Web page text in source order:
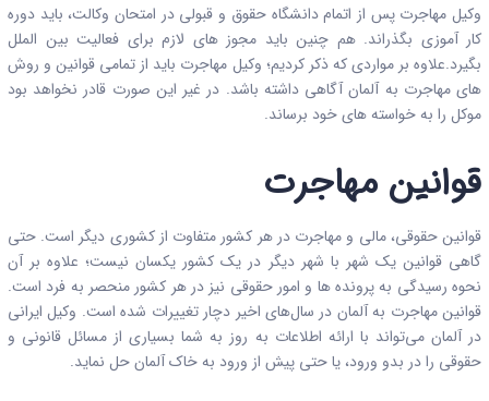
وکیل مهاجرت پس از اتمام دانشگاه حقوق و قبولی در امتحان وکالت، باید دوره
کار آموزی بگذراند. هم چنین باید مجوز های لازم برای فعالیت بین الملل
بگیرد.علاوه بر مواردی که ذکر کردیم؛ وکیل مهاجرت باید از تمامی قوانین و روش
های مهاجرت به آلمان آگاهی داشته باشد. در غیر این صورت قادر نخواهد بود
موکل را به خواسته های خود برساند.
قوانین مهاجرت
قوانین حقوقی، مالی و مهاجرت در هر کشور متفاوت از کشوری دیگر است. حتی
گاهی قوانین یک شهر با شهر دیگر در یک کشور یکسان نیست؛ علاوه بر آن
نحوه رسیدگی به پرونده ها و امور حقوقی نیز در هر کشور منحصر به فرد است.
قوانین مهاجرت به آلمان در سال‌های اخیر دچار تغییرات شده است. وکیل ایرانی
در آلمان می‌تواند با ارائه اطلاعات به روز به شما بسیاری از مسائل قانونی و
حقوقی را در بدو ورود، یا حتی پیش از ورود به خاک آلمان حل نماید.